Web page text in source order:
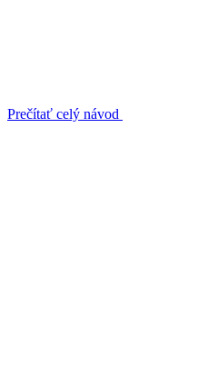
Prečítať celý návod